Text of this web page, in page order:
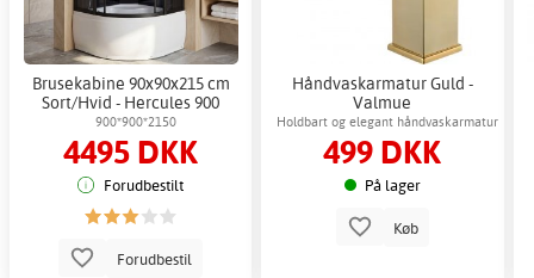
Brusekabine 90x90x215 cm
Sort/Hvid - Hercules 900
900*900*2150
4495 DKK
Forudbestilt
Forudbestil
Håndvaskarmatur Guld -
Valmue
Holdbart og elegant håndvaskarmatur
499 DKK
På lager
Køb